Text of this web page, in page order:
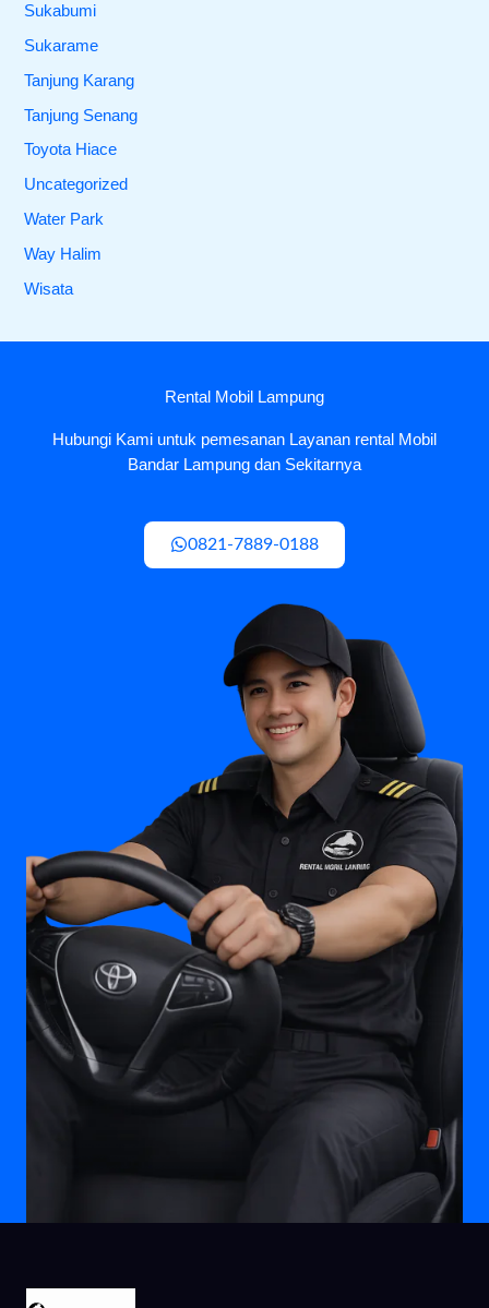
Sukabumi
Sukarame
Tanjung Karang
Tanjung Senang
Toyota Hiace
Uncategorized
Water Park
Way Halim
Wisata
Rental Mobil Lampung
Hubungi Kami untuk pemesanan Layanan rental Mobil
Bandar Lampung dan Sekitarnya
0821-7889-0188